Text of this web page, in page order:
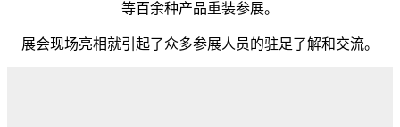
等百余种产品重装参展。
展会现场亮相就引起了众多参展人员的驻足了解和交流。